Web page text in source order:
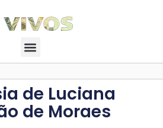
Menu
de Luciana
de Moraes